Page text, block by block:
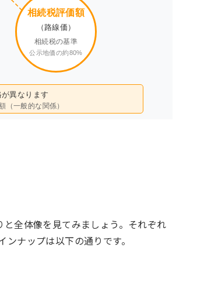
相続税評価額
（路線価）
相続税の基準
公示地価の約80%
異なります
（一般的な関係）
全体像を見てみましょう。それぞれ
ナップは以下の通りです。